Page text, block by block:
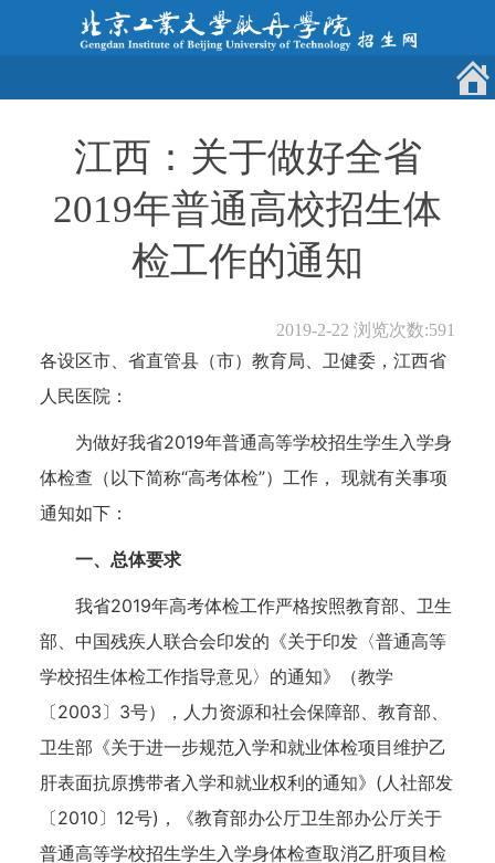
江西：关于做好全省
2019年普通高校招生体
检工作的通知
2019-2-22浏览次数:591
各设区市、省直管县（市）教育局、卫健委，江西省
人民医院：
为做好我省2019年普通高等学校招生学生入学身
体检查（以下简称“高考体检”）工作， 现就有关事项
通知如下：
一、总体要求
我省2019年高考体检工作严格按照教育部、卫生
部、中国残疾人联合会印发的《关于印发〈普通高等
学校招生体检工作指导意见〉的通知》（教学
〔2003〕3号），人力资源和社会保障部、教育部、
卫生部《关于进一步规范入学和就业体检项目维护乙
肝表面抗原携带者入学和就业权利的通知》(人社部发
〔2010〕12号)，《教育部办公厅卫生部办公厅关于
普通高等学校招生学生入学身体检查取消乙肝项目检